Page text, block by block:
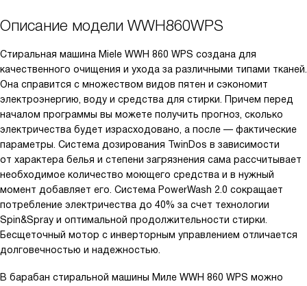
Описание модели WWH860WPS
Стиральная машина Miele WWH 860 WPS создана для
качественного очищения и ухода за различными типами тканей.
Она справится с множеством видов пятен и сэкономит
электроэнергию, воду и средства для стирки. Причем перед
началом программы вы можете получить прогноз, сколько
электричества будет израсходовано, а после — фактические
параметры. Система дозирования TwinDos в зависимости
от характера белья и степени загрязнения сама рассчитывает
необходимое количество моющего средства и в нужный
момент добавляет его. Система PowerWash 2.0 сокращает
потребление электричества до 40% за счет технологии
Spin&Spray и оптимальной продолжительности стирки.
Бесщеточный мотор с инверторным управлением отличается
долговечностью и надежностью.
В барабан стиральной машины Миле WWH 860 WPS можно